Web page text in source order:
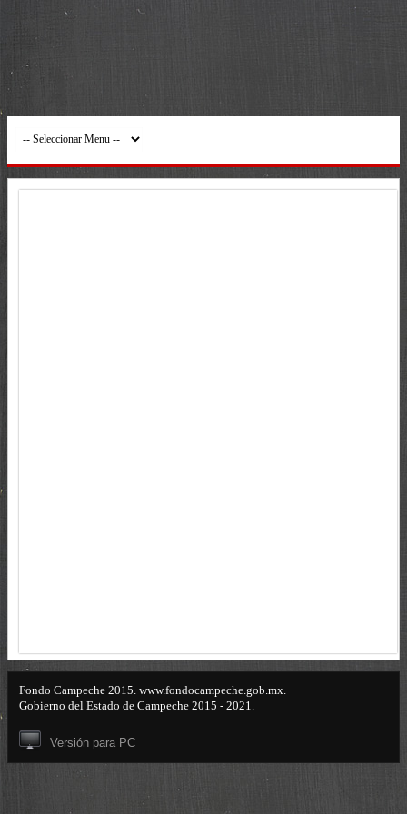
Fondo Campeche 2015. www.fondocampeche.gob.mx.
Gobierno del Estado de Campeche 2015 - 2021.
Versión para PC